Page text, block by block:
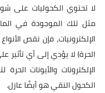
لا تحتوي الكحوليات على
مثل تلك الموجودة في
الإلكترونيات، فإن نقص
الحرة) لا يؤدي إلى أي
الإلكترونات والأيونات
الكحول النقي هو أيضًا عازل.